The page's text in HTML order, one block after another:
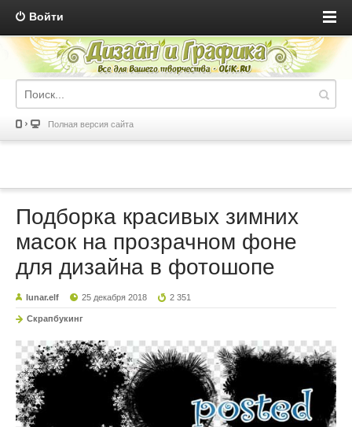
Войти
Полная версия сайта
Подборка красивых зимних
масок на прозрачном фоне
для дизайна в фотошопе
lunar.elf 25 декабря 2018 2 351
Скрапбукинг